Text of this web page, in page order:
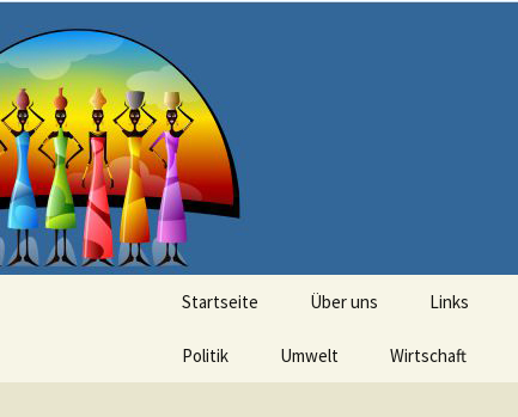
Inhalt
springen
AFRICA live
Startseite Über uns Links
Politik Umwelt Wirtschaft